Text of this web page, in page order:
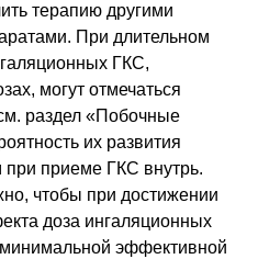
терапию другими
При длительном
ГКС,
могут отмечаться
раздел «Побочные
их развития
при приеме ГКС внутрь.
чтобы при достижении
доза ингаляционных
эффективной